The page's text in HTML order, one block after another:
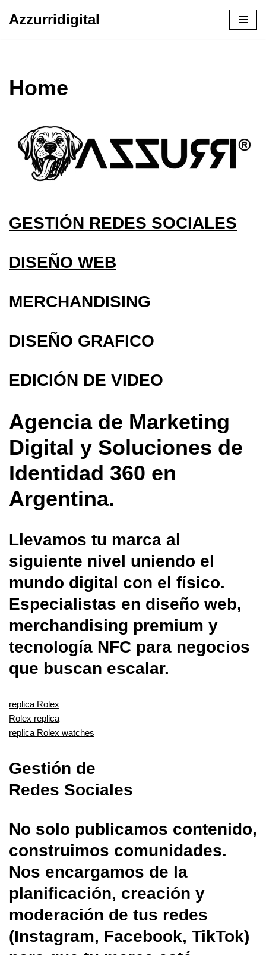
Azzurridigital
Home
GESTIÓN REDES SOCIALES
DISEÑO WEB
MERCHANDISING
DISEÑO GRAFICO
EDICIÓN DE VIDEO
Agencia de Marketing
Digital y Soluciones de
Identidad 360 en
Argentina.
Llevamos tu marca al
siguiente nivel uniendo el
mundo digital con el físico.
Especialistas en diseño web,
merchandising premium y
tecnología NFC para negocios
que buscan escalar.
replica Rolex
Rolex replica
replica Rolex watches
Gestión de
Redes Sociales
No solo publicamos contenido,
construimos comunidades.
Nos encargamos de la
planificación, creación y
moderación de tus redes
(Instagram, Facebook, TikTok)